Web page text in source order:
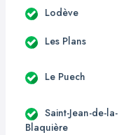
Lodève
Les Plans
Le Puech
Saint-Jean-de-la-
Blaquière